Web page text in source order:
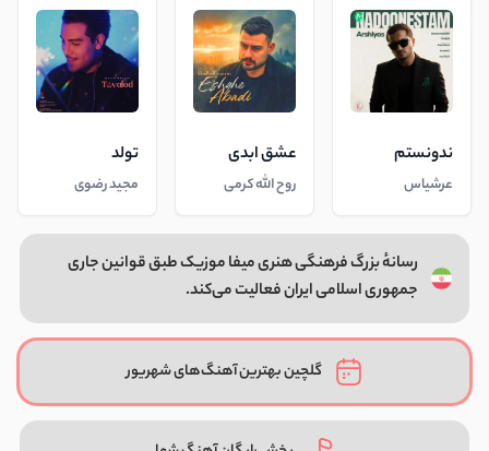
ندونستم
عرشیاس
عشق ابدی
روح الله کرمی
تولد
مجید رضوی
رسانهٔ بزرگ فرهنگی هنری میفا موزیک طبق قوانین جاری
جمهوری اسلامی ایران فعالیت می‌کند.
گلچین بهترین آهنگ‌های شهریور